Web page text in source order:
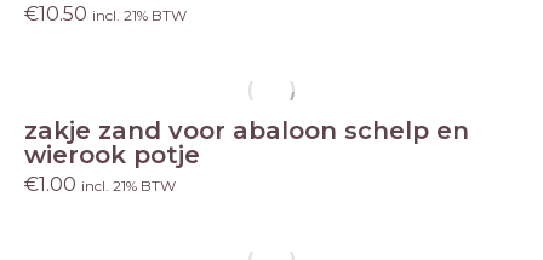
€10.50 incl. 21% BTW
zakje zand voor abaloon schelp en
wierook potje
€1.00 incl. 21% BTW